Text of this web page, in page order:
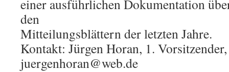
einer ausführlichen Dokumentation
den
Mitteilungsblättern der letzten Jahre.
Kontakt: Jürgen Horan, 1.
juergenhoran@web.de